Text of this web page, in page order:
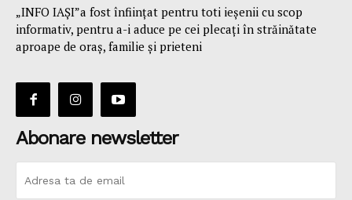
„INFO IAȘI”a fost înfiinţat pentru toti ieşenii cu scop
informativ, pentru a-i aduce pe cei plecaţi în străinătate
aproape de oraş, familie și prieteni
Abonare newsletter